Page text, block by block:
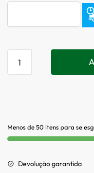
Menos de 50 itens para se
Devolução garantida